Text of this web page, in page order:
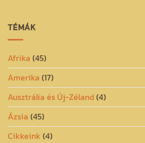
TÉMÁK
Afrika (45)
Amerika (17)
Ausztrália és Új-Zéland(4)
Ázsia (45)
Cikkeink (4)